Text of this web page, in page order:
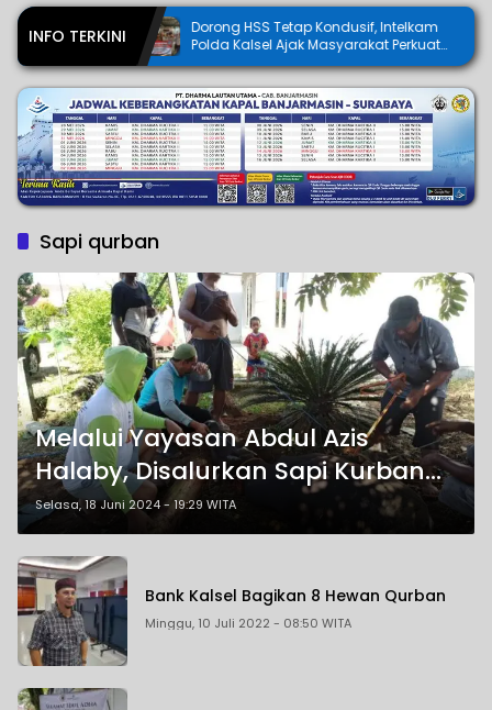
INFO TERKINI
Dorong HSS Tetap Kondusif, Intelkam
Polda Kalsel Ajak Masyarakat Perkuat
Sinergi
Gubernur
Borneo
Sapi qurban
Melalui Yayasan Abdul Azis
Halaby, Disalurkan Sapi Kurban
ke Tiap Kelurahan di Banjarbaru
Selasa, 18 Juni 2024 - 19:29 WITA
Bank Kalsel Bagikan 8 Hewan Qurban
Minggu, 10 Juli 2022 - 08:50 WITA